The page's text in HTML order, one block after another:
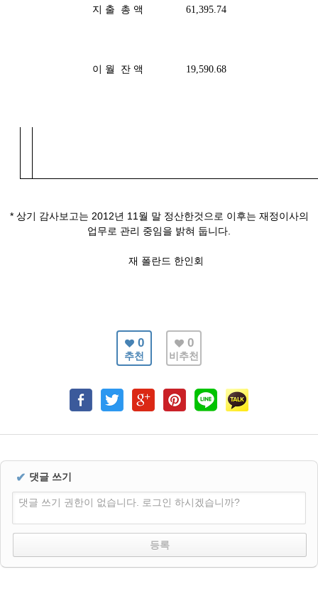
지 출 총 액 61,395.74
이 월 잔 액 19,590.68
* 상기 감사보고는 2012년 11월 말 정산한것으로 이후는 재정이사의
업무로 관리 중임을 밝혀 둡니다.
재 폴란드 한인회
0
추천
0
비추천
✔ 댓글 쓰기
댓글 쓰기 권한이 없습니다. 로그인 하시겠습니까?